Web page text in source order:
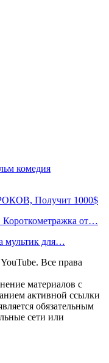
комедия
Получит 1000$
от…
для…
Все права
материалов с
активной ссылки
обязательным
сети или